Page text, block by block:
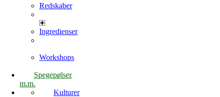
Redskaber
Ingredienser
Workshops
Spegepølser
m.m.
Kulturer